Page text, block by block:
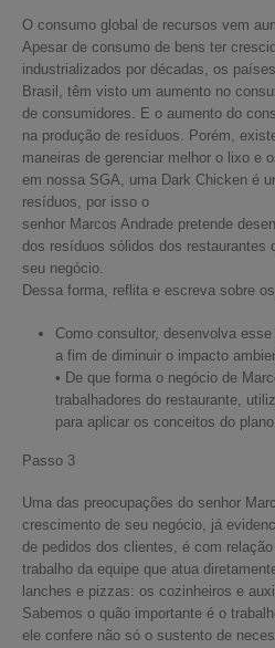
O consumo global de recursos vem
Apesar de consumo de bens ter
industrializados por décadas, os
Brasil, têm visto um aumento no
de consumidores. E o aumento do
na produção de resíduos. Porém,
maneiras de gerenciar melhor o lixo e
em nossa SGA, uma Dark Chicken é
resíduos, por isso o
senhor Marcos Andrade pretende
dos resíduos sólidos dos restaurantes
seu negócio.
Dessa forma, reflita e escreva sobre
Como consultor, desenvolva
a fim de diminuir o impacto
• De que forma o negócio de
trabalhadores do restaurante,
para aplicar os conceitos do
Passo 3
Uma das preocupações do senhor
crescimento de seu negócio, já
de pedidos dos clientes, é com
trabalho da equipe que atua
lanches e pizzas: os cozinheiros e
Sabemos o quão importante é o
ele confere não só o sustento de